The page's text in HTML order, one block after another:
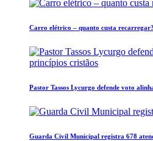
Carro elétrico – quanto custa recarregar?
Pastor Tassos Lycurgo defende voto
Guarda Civil Municipal registra 678